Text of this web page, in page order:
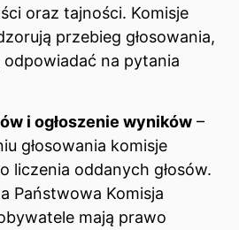
oraz tajności. Komisje
przebieg głosowania,
odpowiadać na pytania
i ogłoszenie wyników –
głosowania komisje
liczenia oddanych głosów.
Państwowa Komisja
mają prawo